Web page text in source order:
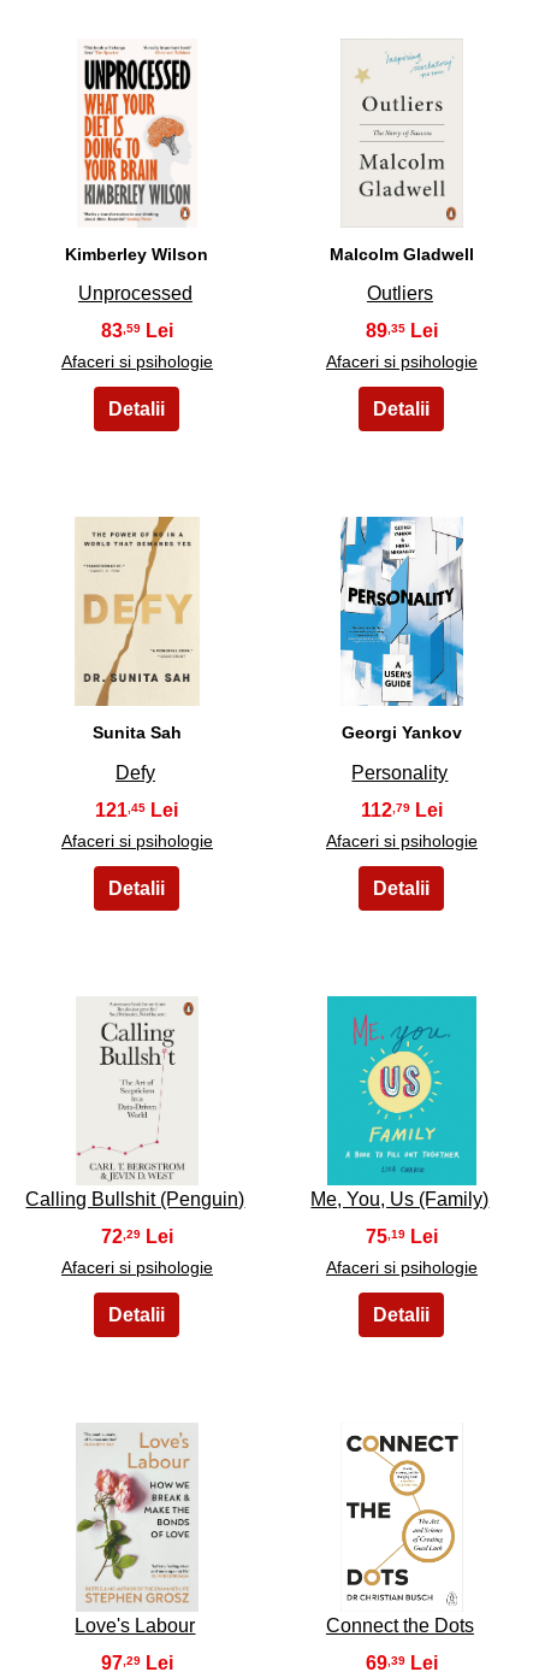
21
Kimberley Wilson
Unprocessed
83 ,59
Afaceri si psihologie
22
Malcolm Gladwell
Outliers
89,35
Afaceri si psihologie
23
Sunita Sah
Defy
121 ,45
Afaceri si psihologie
24
Georgi Yankov
Personality
112 ,79
Afaceri si psihologie
25
Calling Bullshit (Penguin)
72 ,29
Afaceri si psihologie
26
Me, You, Us (Family)
75,19
Afaceri si psihologie
27
Love's Labour
97,29
28
Connect the Dots
69,39